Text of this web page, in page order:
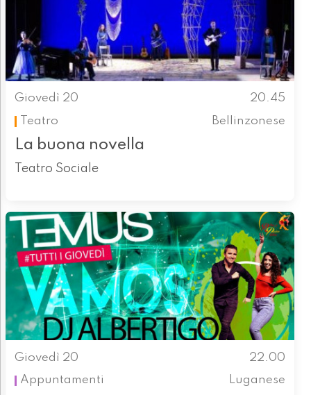
Giovedì 20
20.45
Teatro
Bellinzonese
La buona novella
Teatro Sociale
Giovedì 20
22.00
Appuntamenti
Luganese